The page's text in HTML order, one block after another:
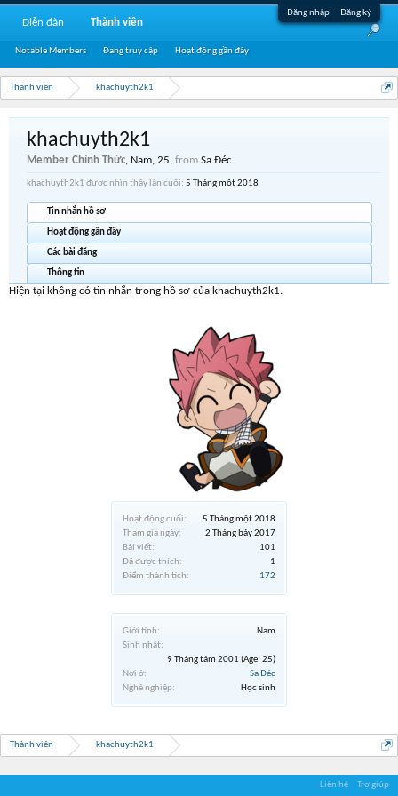
Đăng nhập Đăng ký
Thành viên khachuyth2k1
Hoạt động cuối:
5 Tháng một 2018
Tham gia ngày:
2 Tháng bảy 2017
Bài viết:
101
Đã được thích:
1
Điểm thành tích:
172
Giới tính:
Nam
Sinh nhật:
9 Tháng tám 2001 (Age: 25)
Nơi ở:
Sa Đéc
Nghề nghiệp:
Học sinh
khachuyth2k1
Member Chính Thức, Nam, 25, from Sa Đéc
khachuyth2k1 được nhìn thấy lần cuối: 5 Tháng một 2018
Tin nhắn hồ sơ
Hoạt động gần đây
Các bài đăng
Thông tin
Hiện tại không có tin nhắn trong hồ sơ của khachuyth2k1.
Thành viên khachuyth2k1
Diễn đàn Thành viên
Notable Members Đang truy cập Hoạt động gần đây
Liên hệ Trợ giúp